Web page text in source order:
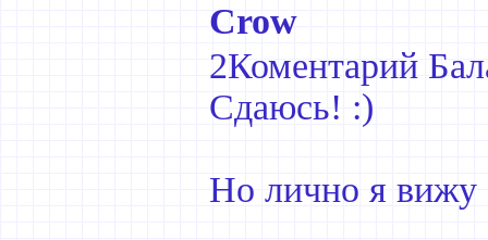
Crow
2Коментарий
Сдаюсь! :)
Но лично я вижу